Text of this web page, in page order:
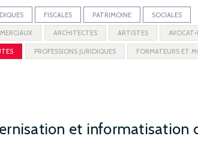
FISCALES PATRIMOINE SOCIALES
ARCHITECTES ARTISTES
PROFESSIONS JURIDIQUES FORMATEURS ET
et informatisation